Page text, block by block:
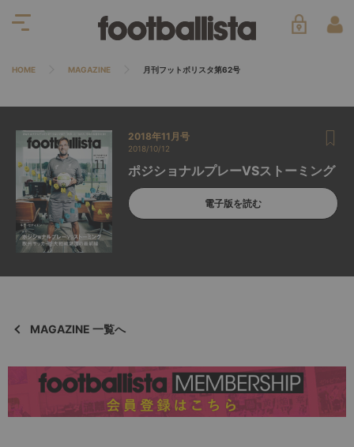
HOME MAGAZINE 月刊フットボリスタ第62号
2018年11月号
2018/10/12
ポジショナルプレーVSストーミング
電子版を読む
MAGAZINE 一覧へ